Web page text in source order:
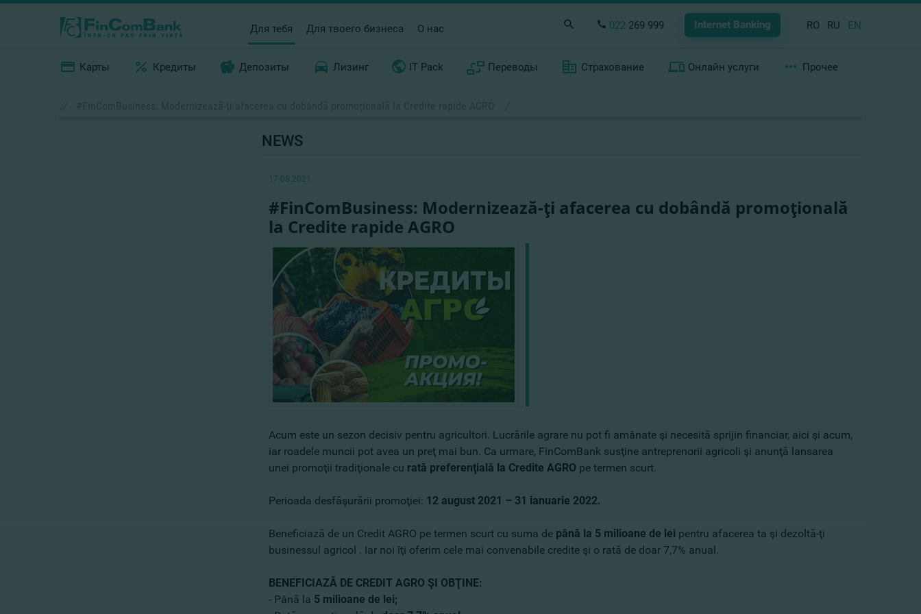
Для тебя Для твоего бизнеса О нас 022 269 999 Internet Banking RO RU EN
Карты Кредиты Депозиты Лизинг IT Pack Переводы Страхование Онлайн услуги Прочее
NEWS
17.08.2021
#FinComBusiness: Modernizează-ţi afacerea cu dobândă promoţională
la Credite rapide AGRO
Acum este un sezon decisiv pentru agricultori. Lucrările agrare nu pot fi amânate şi necesită sprijin financiar, aici şi acum,
iar roadele muncii pot avea un preţ mai bun. Ca urmare, FinComBank susţine antreprenorii agricoli şi anunţă lansarea
unei promoţii tradiţionale cu rată preferenţială la Credite AGRO pe termen scurt.
Perioada desfăşurării promoţiei: 12 august 2021 – 31 ianuarie 2022.
Beneficiază de un Credit AGRO pe termen scurt cu suma de până la 5 milioane de lei pentru afacerea ta şi dezoltă-ţi
businessul agricol . Iar noi îţi oferim cele mai convenabile credite şi o rată de doar 7,7% anual.
BENEFICIAZĂ DE CREDIT AGRO ŞI OBŢINE:
- Până la 5 milioane de lei;